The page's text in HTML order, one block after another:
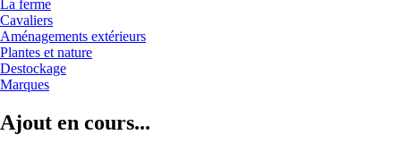
La ferme
Cavaliers
Aménagements extérieurs
Plantes et nature
Destockage
Marques
Ajout en cours...